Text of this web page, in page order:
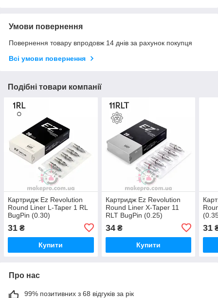
Умови повернення
Повернення товару впродовж 14 днів за рахунок покупця
Всі умови повернення
Подібні товари компанії
Картридж Ez Revolution
Round Liner L-Taper 1 RL
BugPin (0.30)
31 ₴
Купити
Картридж Ez Revolution
Round Liner X-Taper 11
RLT BugPin (0.25)
34₴
Купити
31
Про нас
99% позитивних з 68 відгуків за рік